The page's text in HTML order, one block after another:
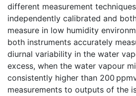
different measurement
independently calibrated and
measure in low humidity
both instruments accurately
diurnal variability in the water
excess, when the water vapour
consistently higher than 200
measurements to outputs of the